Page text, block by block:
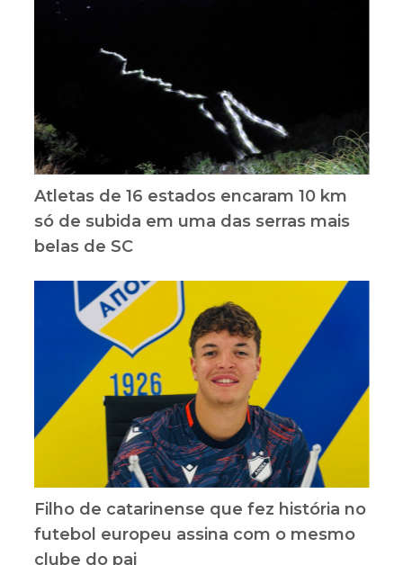
Atletas de 16 estados encaram 10 km
só de subida em uma das serras mais
belas de SC
Filho de catarinense que fez história no
futebol europeu assina com o mesmo
clube do pai